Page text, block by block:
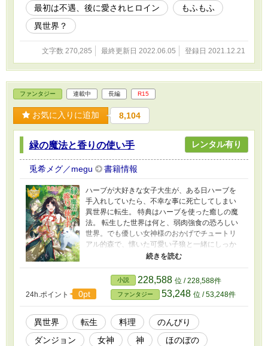
した姿が、白銀そっくりである事に驚く。 夢の中で、ジルバーの
群れに温かく迎え入れられた魔女こと伊都は、彼らとの関係の中
で、五年前の悲しい記憶……彼女が軽い男性不信に掛かる理由とな
れる白銀理一にも、癒えぬ傷を抱えていた。 二人の共通点は、愛
する人に裏切られたこと……それゆえに、恋愛に前向きになれない
こと。 夢に現実に、二人の心が重なって近づく━━魔女とジルバ
ー、伊都と理一のその距離も。 恋に臆病な大人二人が、互いの体
温に癒され、ハッピーウェディングを迎えるまでを描く、ラブ・フ
ァンタジー。 ＊現実お仕事話がメインで、モフモフは冒頭と七章
あたりが本番です。 （別名義でムーンライトノベルズ、同名でエ
ブリスタに掲載あり。）
最初は不遇、後に愛されヒロイン
もふもふ
異世界？
文字数 270,285 最終更新日 2022.06.05 登録日 2021.12.21
ファンタジー 連載中 長編 R15
お気に入りに追加 8,104
緑の魔法と香りの使い手 レンタル有り
兎希メグ／megu 書籍情報
ハーブが大好きな女子大生が、ある日ハーブを
手入れしていたら、不幸な事に死亡してしまい
異世界に転生。 特典はハーブを使った癒しの魔
法。 転生した世界は何と、弱肉強食の恐ろしい
世界。でも優しい女神様のおかげでチュートリ
アル的森で、懐いた可愛い子狼と一緒にしっか
り準備して。 とりあえず美味しいスイーツとハ
ーブ料理を振る舞い、笑顔を増やそうと思いま
す。 皆様のおかげで小説2巻まで、漫画版もアル
ファポリス公式漫画で連載中です。 9月29日に
漫画1巻発売になります！ まめぞう先生による
素敵な漫画がまとめて読めますので、よろしく
お願いします！
24h.ポイント 0pt
小説 228,588 位 / 228,588件
ファンタジー 53,248 位 / 53,248件
異世界 転生 料理
のんびり
ダンジョン
女神 神
ほのぼの